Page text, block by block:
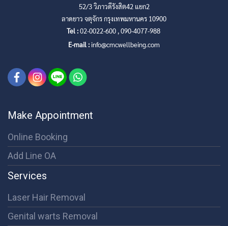
52/3 วิภาวดีรังสิต42 แยก2
ลาดยาว จตุจักร กรุงเทพมหานคร 10900
Tel :02-0022-600 , 090-4077-988
E-mail : info@cmcwellbeing.com
Make Appointment
Online Booking
Add Line OA
Services
Laser Hair Removal
Genital warts Removal